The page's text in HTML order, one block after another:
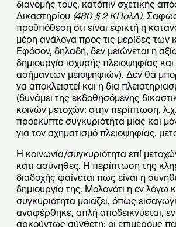
διανομής τους, κατόπιν σχετικής
Δικαστηρίου (480 § 2 ΚΠολΔ).
προϋπόθεση ότι είναι εφικτή η
μέρη ανάλογα προς τις μερίδες των
Εφόσον, δηλαδή, δεν μειώνεται η
δημιουργία ισχυρής πλειοψηφίας και
ασήμαντων μειοψηφιών). Δεν θα
να αποκλειστεί και η δια
(δυνάμει της εκδοθησόμενης
κοινών μετοχών: στην περίπτωση,
προέκυπτε συγκυριότητα μιας και
για τον σχηματισμό πλειοψηφίας,
Η κοινωνία/συγκυριότητα επί
κάτι ασύνηθες. Η περίπτωση της
διαδοχής φαίνεται πως είναι η
δημιουργία της. Μολονότι η εν λόγω
συγκυριότητα μοιάζει, όπως
αναφέρθηκε, απλή αποδεικνύεται,
αρκούντως σύνθετη: οι επιμέρους